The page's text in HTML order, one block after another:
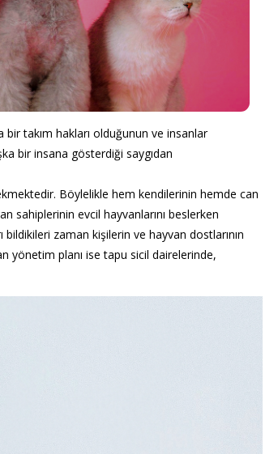
bir takım hakları olduğunun ve insanlar
bir insana gösterdiği saygıdan
Böylelikle hem kendilerinin hemde can
sahiplerinin evcil hayvanlarını beslerken
zaman kişilerin ve hayvan dostlarının
yönetim planı ise tapu sicil dairelerinde,